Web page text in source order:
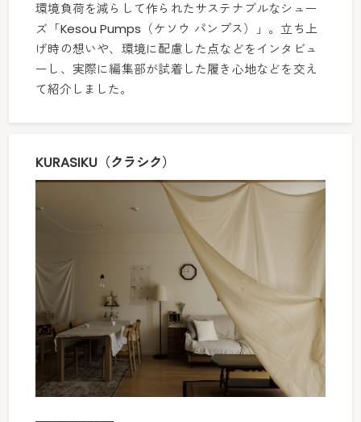
環境負荷を減らして作られたサステナブルなシュー
ズ「Kesou Pumps（ケソウ パンプス）」。立ち上
げ時の想いや、環境に配慮した点などをインタビュ
ーし、実際に編集部が試着した履き心地などを交え
て紹介しました。
KURASIKU（クラシク）